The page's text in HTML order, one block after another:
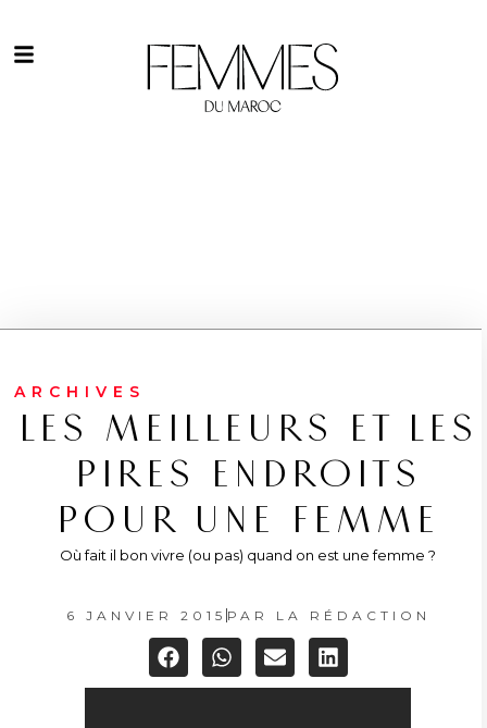
ARCHIVES
LES MEILLEURS ET LES
PIRES ENDROITS
POUR UNE FEMME
Où fait il bon vivre (ou pas) quand on est une femme ?
6 JANVIER 2015 PAR LA RÉDACTION